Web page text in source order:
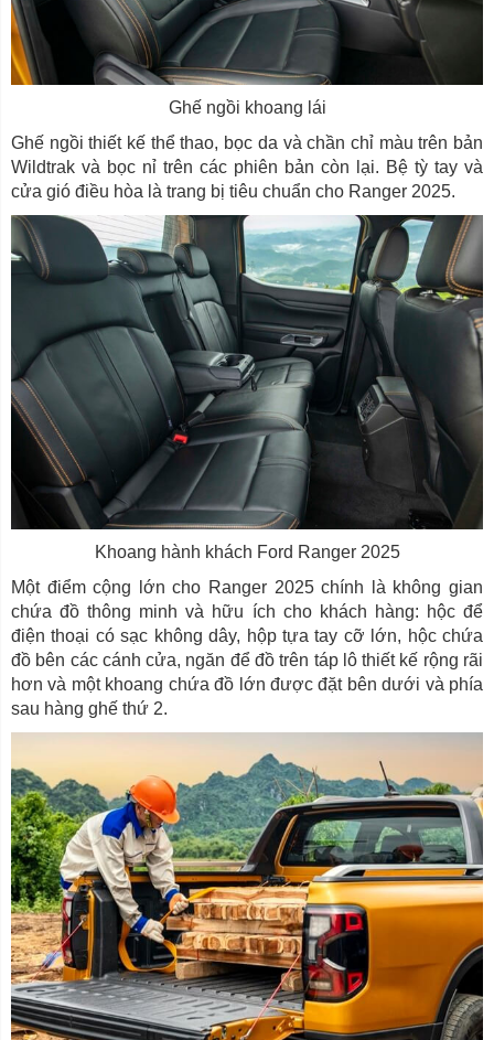
Ghế ngồi khoang lái
Ghế ngồi thiết kế thể thao, bọc da và chần chỉ màu trên bản
Wildtrak và bọc nỉ trên các phiên bản còn lại. Bệ tỳ tay và
cửa gió điều hòa là trang bị tiêu chuẩn cho Ranger 2025.
Khoang hành khách Ford Ranger 2025
Một điểm cộng lớn cho Ranger 2025 chính là không gian
chứa đồ thông minh và hữu ích cho khách hàng: hộc để
điện thoại có sạc không dây, hộp tựa tay cỡ lớn, hộc chứa
đồ bên các cánh cửa, ngăn để đồ trên táp lô thiết kế rộng rãi
hơn và một khoang chứa đồ lớn được đặt bên dưới và phía
sau hàng ghế thứ 2.